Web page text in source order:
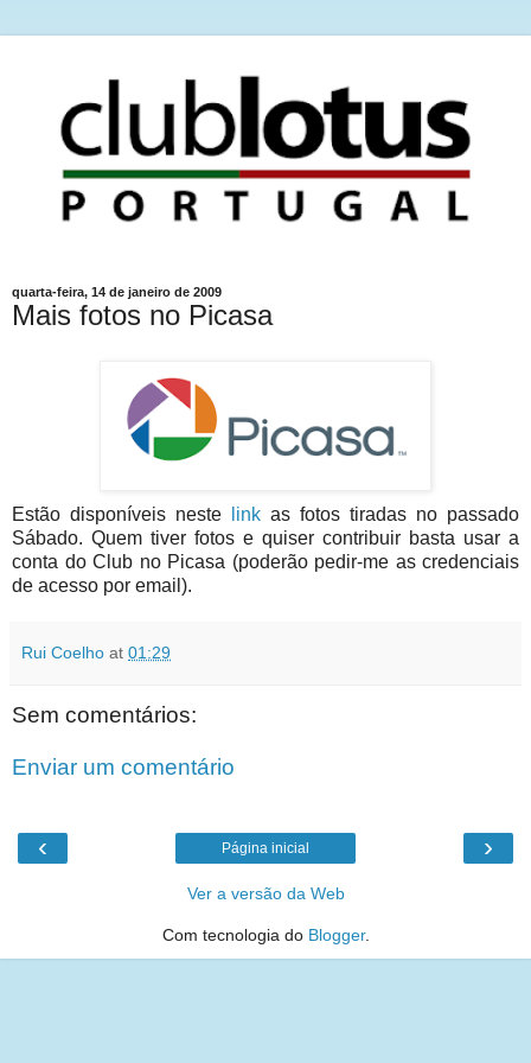
quarta-feira, 14 de janeiro de 2009
Mais fotos no Picasa
Estão disponíveis neste link as fotos tiradas no passado
Sábado. Quem tiver fotos e quiser contribuir basta usar a
conta do Club no Picasa (poderão pedir-me as credenciais
de acesso por email).
Rui Coelho at 01:29
Sem comentários:
Enviar um comentário
‹ ›
Página inicial
Ver a versão da Web
Com tecnologia do Blogger.